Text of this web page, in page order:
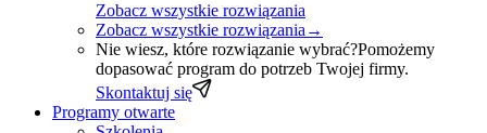
Zobacz wszystkie rozwiązania
Zobacz wszystkie rozwiązania →
Nie wiesz, które rozwiązanie wybrać?Pomożemy
dopasować program do potrzeb Twojej firmy.
Skontaktuj się
Programy otwarte